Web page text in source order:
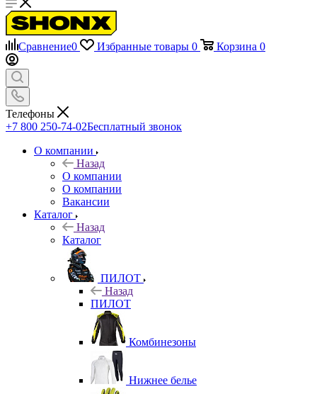
Сравнение0 Избранные товары 0 Корзина 0
Телефоны
+7 800 250-74-02Бесплатный звонок
О компании
Назад
О компании
О компании
Вакансии
Каталог
Назад
Каталог
ПИЛОТ
Назад
ПИЛОТ
Комбинезоны
Нижнее белье